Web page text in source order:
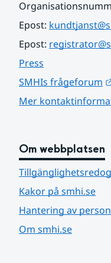
Epost:
Epost:
Press
SMHIs frågeforum
Mer
Om webbplatsen
Kakor på smhi.se
Hantering av
Om smhi.se